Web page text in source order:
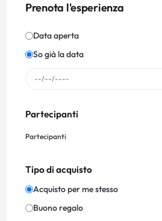
Prenota l'esperienza
Data aperta
So già la data
Partecipanti
Partecipanti
Tipo di acquisto
Acquisto per me stesso
Buono regalo